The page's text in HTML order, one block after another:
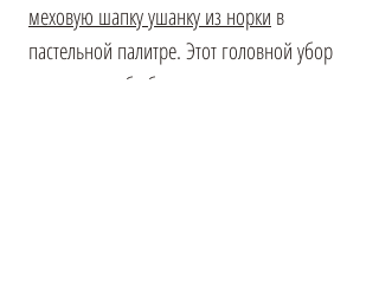
меховую шапку ушанку из норки в
пастельной палитре. Этот головной убор
сочетает в себе безвременную